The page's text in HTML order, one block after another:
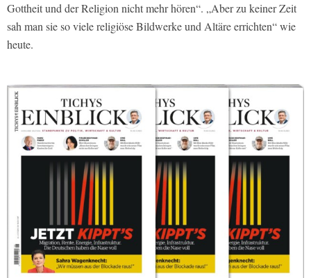
Gottheit und der Religion nicht mehr hören“. „Aber zu keiner Zeit
sah man sie so viele religiöse Bildwerke und Altäre errichten“ wie
heute.